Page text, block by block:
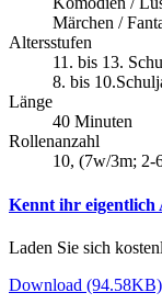
Märchen /
Altersstufen
11. bis 13.
8. bis
Länge
40 Minuten
Rollenanzahl
10, (7w/3m; 2-
Kennt ihr eigentlich
Laden Sie sich
Download (94.58KB)